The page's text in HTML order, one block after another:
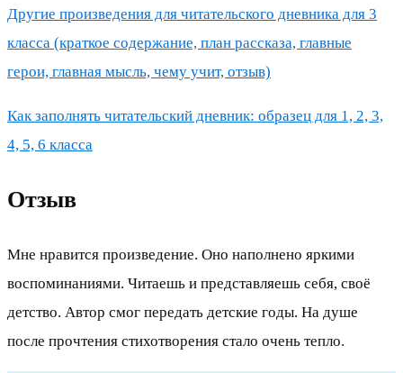
Другие произведения для читательского дневника для 3
класса (краткое содержание, план рассказа, главные
герои, главная мысль, чему учит, отзыв)
Как заполнять читательский дневник: образец для 1, 2, 3,
4, 5, 6 класса
Отзыв
Мне нравится произведение. Оно наполнено яркими
воспоминаниями. Читаешь и представляешь себя, своё
детство. Автор смог передать детские годы. На душе
после прочтения стихотворения стало очень тепло.